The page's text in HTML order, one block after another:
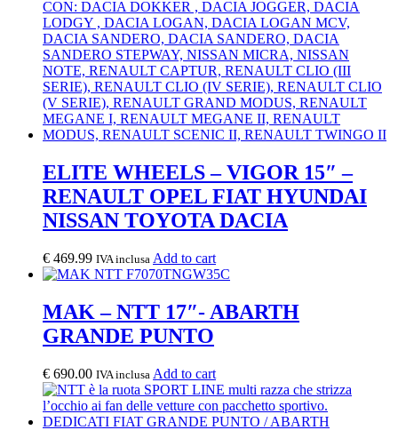
ELITE WHEELS – VIGOR 15″ –
RENAULT OPEL FIAT HYUNDAI
NISSAN TOYOTA DACIA
€ 469.99 IVA inclusa Add to cart
MAK – NTT 17″- ABARTH
GRANDE PUNTO
€ 690.00 IVA inclusa Add to cart